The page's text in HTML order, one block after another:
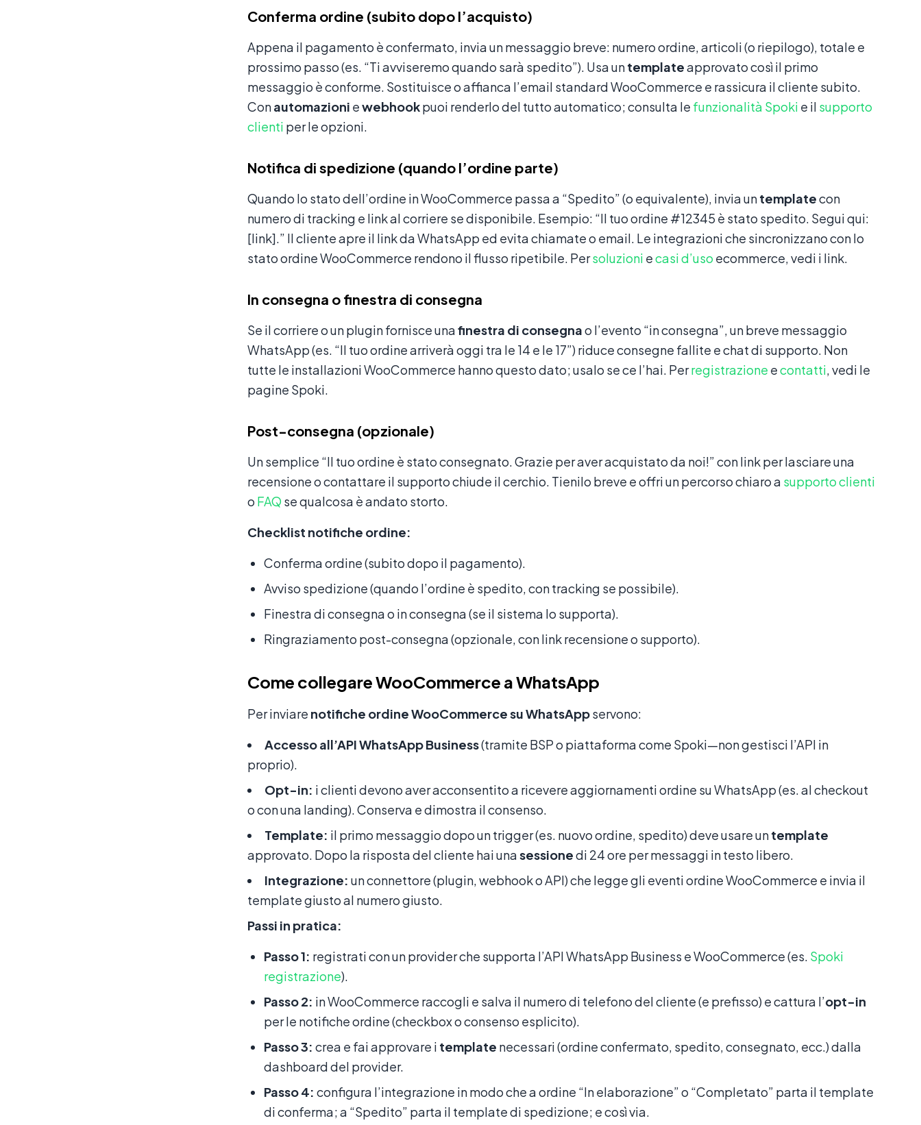
Conferma ordine (subito dopo l’acquisto)
Appena il pagamento è confermato, invia un messaggio breve: numero ordine, articoli (o riepilogo), totale e
prossimo passo (es. “Ti avviseremo quando sarà spedito”). Usa untemplateapprovato così il primo
messaggio è conforme. Sostituisce o affianca l’email standard WooCommerce e rassicura il cliente subito.
Conautomazioni ewebhookpuoi renderlo del tutto automatico; consulta le funzionalità Spoki e il supporto
clienti per le opzioni.
Notifica di spedizione (quando l’ordine parte)
Quando lo stato dell’ordine in WooCommerce passa a “Spedito” (o equivalente), invia untemplatecon
numero di tracking e link al corriere se disponibile. Esempio: “Il tuo ordine #12345 è stato spedito. Segui qui:
[link].” Il cliente apre il link da WhatsApp ed evita chiamate o email. Le integrazioni che sincronizzano con lo
stato ordine WooCommerce rendono il flusso ripetibile. Persoluzioni ecasi d’uso ecommerce, vedi i link.
In consegna o finestra di consegna
Se il corriere o un plugin fornisce unafinestra di consegnao l’evento “in consegna”, un breve messaggio
WhatsApp (es. “Il tuo ordine arriverà oggi tra le 14 e le 17”) riduce consegne fallite e chat di supporto. Non
tutte le installazioni WooCommerce hanno questo dato; usalo se ce l’hai. Perregistrazione econtatti , vedi le
pagine Spoki.
Post-consegna (opzionale)
Un semplice “Il tuo ordine è stato consegnato. Grazie per aver acquistato da noi!” con link per lasciare una
recensione o contattare il supporto chiude il cerchio. Tienilo breve e offri un percorso chiaro a supporto clienti
o FAQ se qualcosa è andato storto.
Checklist notifiche ordine:
Conferma ordine (subito dopo il pagamento).
Avviso spedizione (quando l’ordine è spedito, con tracking se possibile).
Finestra di consegna o in consegna (se il sistema lo supporta).
Ringraziamento post-consegna (opzionale, con link recensione o supporto).
Come collegare WooCommerce a WhatsApp
Per inviare notifiche ordine WooCommerce su WhatsAppservono:
Accesso all’API WhatsApp Business(tramite BSP o piattaforma come Spoki—non gestisci l’API in
proprio).
Opt-in: i clienti devono aver acconsentito a ricevere aggiornamenti ordine su WhatsApp (es. al checkout
o con una landing). Conserva e dimostra il consenso.
Template: il primo messaggio dopo un trigger (es. nuovo ordine, spedito) deve usare untemplate
approvato. Dopo la risposta del cliente hai unasessionedi 24 ore per messaggi in testo libero.
Integrazione: un connettore (plugin, webhook o API) che legge gli eventi ordine WooCommerce e invia il
template giusto al numero giusto.
Passi in pratica:
Passo 1: registrati con un provider che supporta l’API WhatsApp Business e WooCommerce (es. Spoki
registrazione).
Passo 2: in WooCommerce raccogli e salva il numero di telefono del cliente (e prefisso) e cattura l’opt-in
per le notifiche ordine (checkbox o consenso esplicito).
Passo 3: crea e fai approvare i template necessari (ordine confermato, spedito, consegnato, ecc.) dalla
dashboard del provider.
Passo 4: configura l’integrazione in modo che a ordine “In elaborazione” o “Completato” parta il template
di conferma; a “Spedito” parta il template di spedizione; e così via.